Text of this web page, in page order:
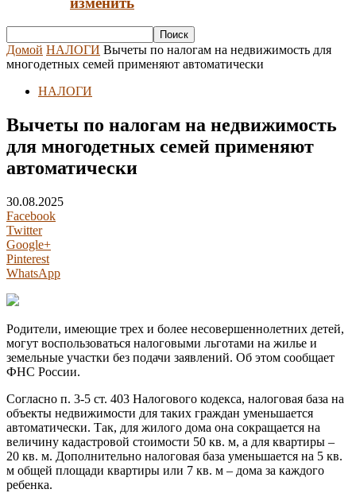
Домой НАЛОГИ Вычеты по налогам на недвижимость для
многодетных семей применяют автоматически
НАЛОГИ
Вычеты по налогам на недвижимость
для многодетных семей применяют
автоматически
30.08.2025
Facebook
Twitter
Google+
Pinterest
WhatsApp
Родители, имеющие трех и более несовершеннолетних детей,
могут воспользоваться налоговыми льготами на жилье и
земельные участки без подачи заявлений. Об этом сообщает
ФНС России.
Согласно п. 3-5 ст. 403 Налогового кодекса, налоговая база на
объекты недвижимости для таких граждан уменьшается
автоматически. Так, для жилого дома она сокращается на
величину кадастровой стоимости 50 кв. м, а для квартиры –
20 кв. м. Дополнительно налоговая база уменьшается на 5 кв.
м общей площади квартиры или 7 кв. м – дома за каждого
ребенка.